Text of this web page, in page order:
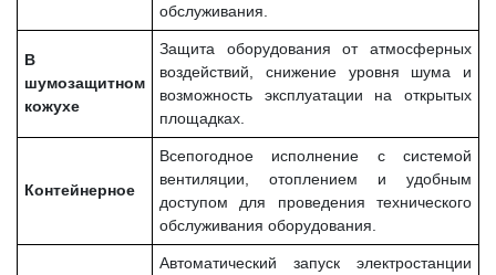
обслуживания.
В
шумозащитном
кожухе
Защита оборудования от атмосферных
воздействий, снижение уровня шума и
возможность эксплуатации на открытых
площадках.
Контейнерное
Всепогодное исполнение с системой
вентиляции, отоплением и удобным
доступом для проведения технического
обслуживания оборудования.
Автоматический запуск электростанции